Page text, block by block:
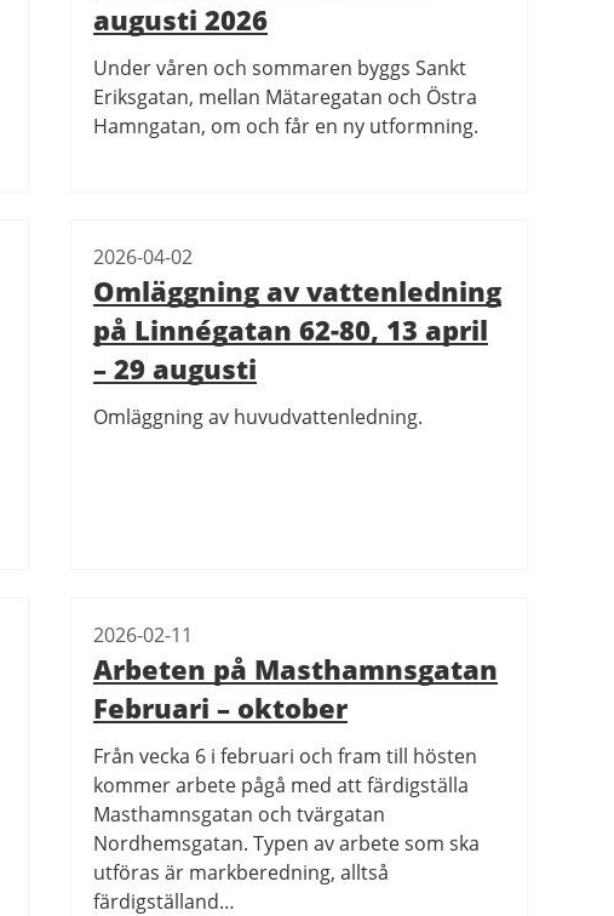
augusti 2026
Under våren och sommaren byggs Sankt
Eriksgatan, mellan Mätaregatan och Östra
Hamngatan, om och får en ny utformning.
Omläggning av vattenledning
på Linnégatan 62-80, 13 april
– 29 augusti
2026-04-02
Omläggning av huvudvattenledning.
Arbeten på Masthamnsgatan
Februari – oktober
2026-02-11
Från vecka 6 i februari och fram till hösten
kommer arbete pågå med att färdigställa
Masthamnsgatan och tvärgatan
Nordhemsgatan. Typen av arbete som ska
utföras är markberedning, alltså
färdigställand…